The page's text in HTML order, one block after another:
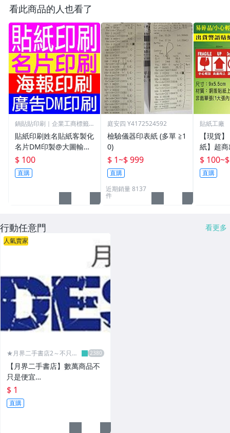
看此商品的人也看了
鍋貼貼印刷｜企業工商標籤
貼紙印刷姓名貼紙客製化
名片DM印製@大圖輸出.
電腦割字.海報印刷.廣告
行銷貼紙+產品標籤印刷
+創意造型貼紙設計+反
$ 100
直購
庭安四 Y4172524592
檢驗儀器印表紙 (多單 ≧1
0)
$ 1~$ 999
直購
近期銷量 8137
件
貼紙工廠
【現貨
紙】超
小心輕
向上/賣
品/寄貨
$ 100~
直購
行動任意門 看更多
人氣賣家
★月界二手書店2～不只是
【月界二手書店】數萬商品不
只是便宜…
$ 1
直購